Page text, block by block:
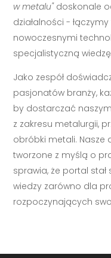
w metalu"doskonale
działalności -
nowoczesnymi
specjalistyczną
Jako zespół
pasjonatów branży,
by dostarczać
z zakresu metalurgii,
obróbki metali. Nasze
tworzone z myślą o
sprawia, że portal
wiedzy zarówno dla
rozpoczynających